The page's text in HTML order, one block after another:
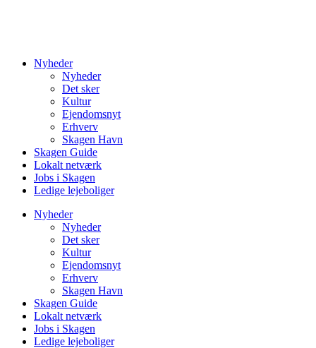
Nyheder
Nyheder
Det sker
Kultur
Ejendomsnyt
Erhverv
Skagen Havn
Skagen Guide
Lokalt netværk
Jobs i Skagen
Ledige lejeboliger
Nyheder
Nyheder
Det sker
Kultur
Ejendomsnyt
Erhverv
Skagen Havn
Skagen Guide
Lokalt netværk
Jobs i Skagen
Ledige lejeboliger